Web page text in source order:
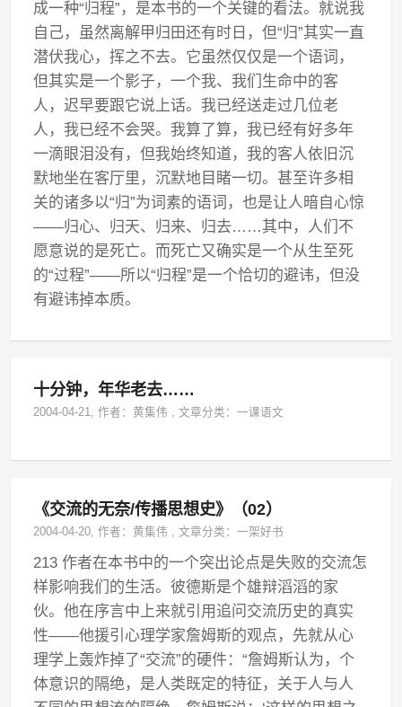
成一种“归程”，是本书的一个关键的看法。就说我
自己，虽然离解甲归田还有时日，但“归”其实一直
潜伏我心，挥之不去。它虽然仅仅是一个语词，
但其实是一个影子，一个我、我们生命中的客
人，迟早要跟它说上话。我已经送走过几位老
人，我已经不会哭。我算了算，我已经有好多年
一滴眼泪没有，但我始终知道，我的客人依旧沉
默地坐在客厅里，沉默地目睹一切。甚至许多相
关的诸多以“归”为词素的语词，也是让人暗自心惊
——归心、归天、归来、归去……其中，人们不
愿意说的是死亡。而死亡又确实是一个从生至死
的“过程”——所以“归程”是一个恰切的避讳，但没
有避讳掉本质。
十分钟，年华老去……
2004-04-21, 作者：黄集伟 ,文章分类：一课语文
《交流的无奈/传播思想史》（02）
2004-04-20, 作者：黄集伟 ,文章分类：一架好书
213 作者在本书中的一个突出论点是失败的交流怎
样影响我们的生活。彼德斯是个雄辩滔滔的家
伙。他在序言中上来就引用追问交流历史的真实
性——他援引心理学家詹姆斯的观点，先就从心
理学上轰炸掉了“交流”的硬件：“詹姆斯认为，个
体意识的隔绝，是人类既定的特征，关于人与人